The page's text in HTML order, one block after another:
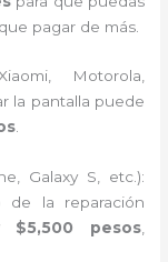
pagar de más.
Motorola,
la pantalla puede
.
Galaxy S, etc.):
de la reparación
$5,500 pesos,